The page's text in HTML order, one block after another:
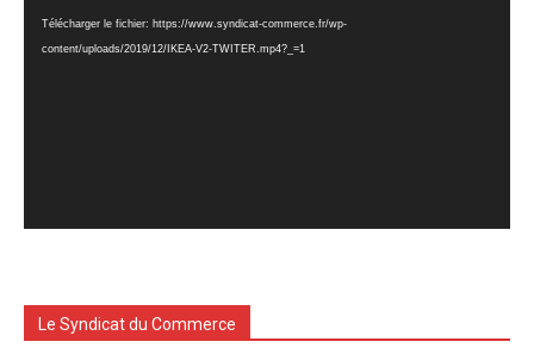
Télécharger le fichier: https://www.syndicat-commerce.fr/wp-
content/uploads/2019/12/IKEA-V2-TWITER.mp4?_=1
Le Syndicat du Commerce